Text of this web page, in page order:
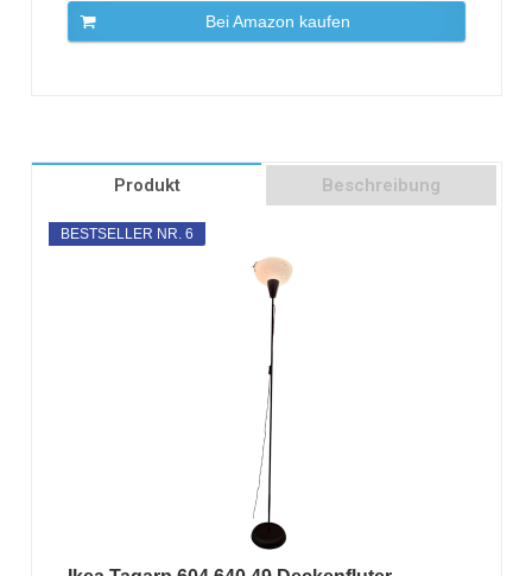
Bei Amazon kaufen
Produkt Beschreibung
BESTSELLER NR. 6